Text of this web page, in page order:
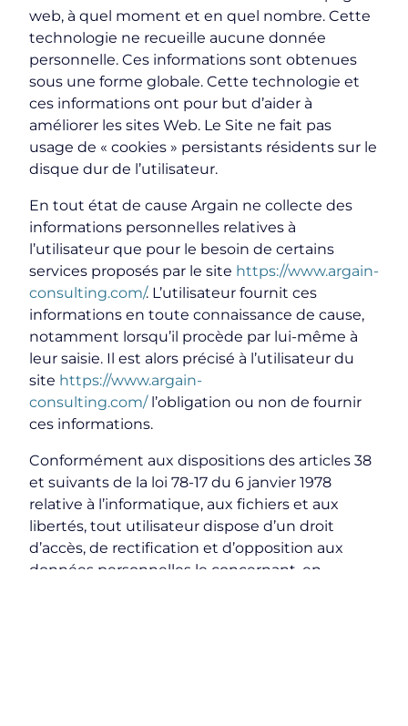
web, à quel moment et en quel nombre. Cette
technologie ne recueille aucune donnée
personnelle. Ces informations sont obtenues
sous une forme globale. Cette technologie et
ces informations ont pour but d’aider à
améliorer les sites Web. Le Site ne fait pas
usage de « cookies » persistants résidents sur le
disque dur de l’utilisateur.
En tout état de cause Argain ne collecte des
informations personnelles relatives à
l’utilisateur que pour le besoin de certains
services proposés par le site https://www.argain-
consulting.com/. L’utilisateur fournit ces
informations en toute connaissance de cause,
notamment lorsqu’il procède par lui-même à
leur saisie. Il est alors précisé à l’utilisateur du
site https://www.argain-
consulting.com/l’obligation ou non de fournir
ces informations.
Conformément aux dispositions des articles 38
et suivants de la loi 78-17 du 6 janvier 1978
relative à l’informatique, aux fichiers et aux
libertés, tout utilisateur dispose d’un droit
d’accès, de rectification et d’opposition aux
données personnelles le concernant, en